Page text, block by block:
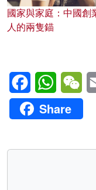
國家與家庭：中國創
人的兩隻錨
Facebook
Share